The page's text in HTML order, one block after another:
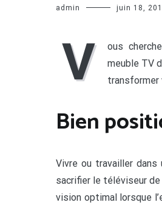
admin juin 18,
V
ous
meuble TV
transformer
Bien
Vivre ou travailler
sacrifier le téléviseur
vision optimal lorsque